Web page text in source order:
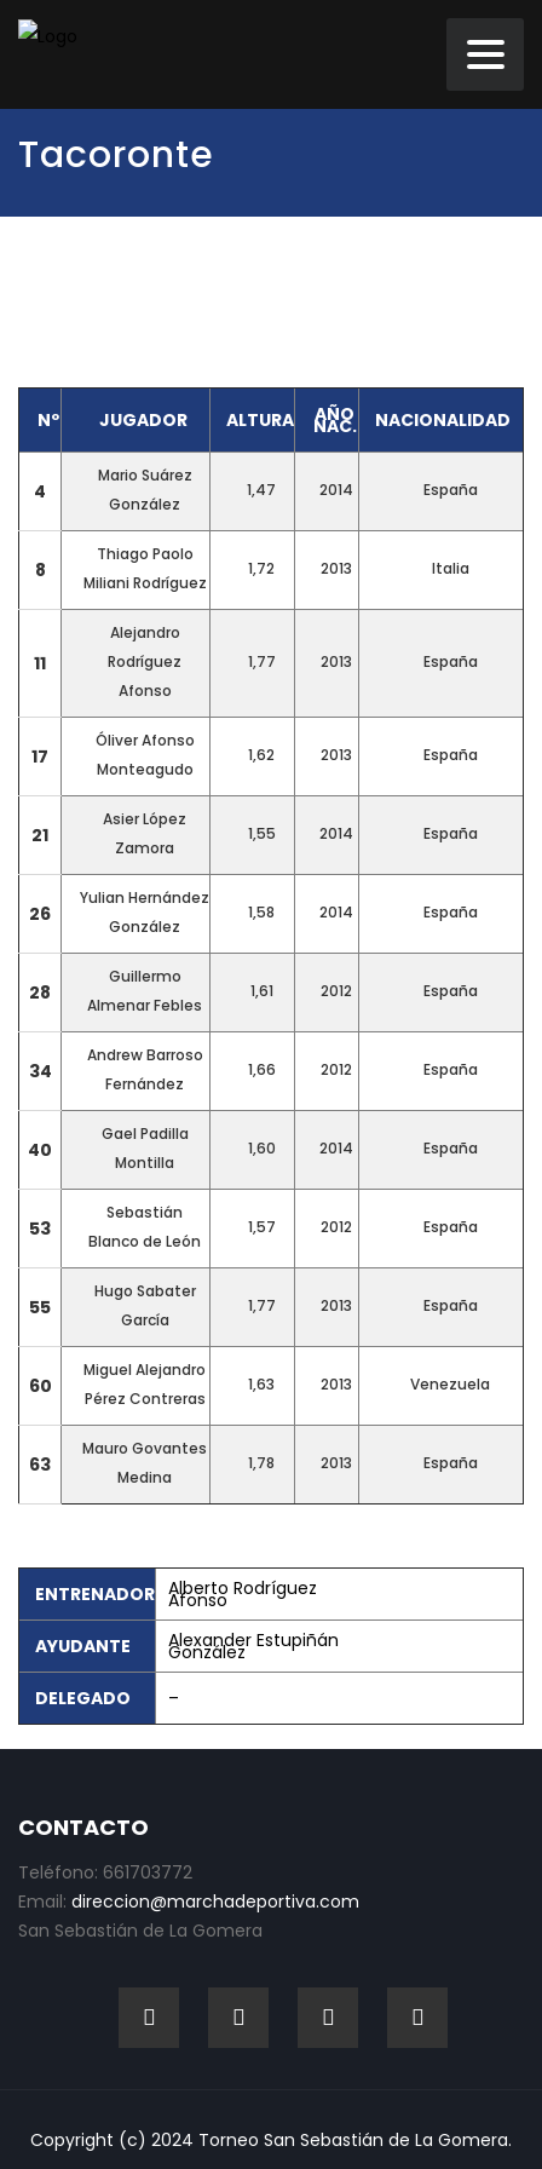
Tacoronte
Nº JUGADOR ALTURA AÑO
NAC. NACIONALIDAD
4
Mario Suárez
González
1,47 2014 España
8
Thiago Paolo
Miliani Rodríguez
1,72 2013 Italia
11
Alejandro
Rodríguez
Afonso
1,77 2013 España
17
Óliver Afonso
Monteagudo
1,62 2013 España
21
Asier López
Zamora
1,55 2014 España
26
Yulian Hernández
González
1,58 2014 España
28
Guillermo
Almenar Febles
1,61 2012 España
34
Andrew Barroso
Fernández
1,66 2012 España
40
Gael Padilla
Montilla
1,60 2014 España
53
Sebastián
Blanco de León
1,57 2012 España
55
Hugo Sabater
García
1,77 2013 España
60
Miguel Alejandro
Pérez Contreras
1,63 2013 Venezuela
63
Mauro Govantes
Medina
1,78 2013 España
ENTRENADOR Alberto Rodríguez
Afonso
AYUDANTE
Alexander Estupiñán
González
DELEGADO
–
CONTACTO
Teléfono: 661703772
Email: direccion@marchadeportiva.com
San Sebastián de La Gomera
Copyright (c) 2024 Torneo San Sebastián de La Gomera.